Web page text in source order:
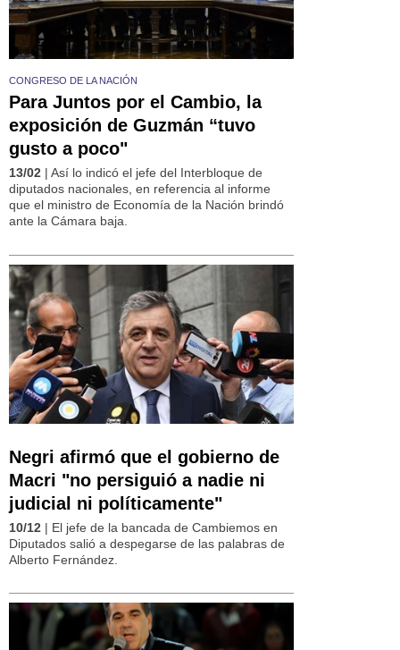
CONGRESO DE LA NACIÓN
Para Juntos por el Cambio, la
exposición de Guzmán “tuvo
gusto a poco"
13/02 | Así lo indicó el jefe del Interbloque de
diputados nacionales, en referencia al informe
que el ministro de Economía de la Nación brindó
ante la Cámara baja.
Negri afirmó que el gobierno de
Macri "no persiguió a nadie ni
judicial ni políticamente"
10/12 | El jefe de la bancada de Cambiemos en
Diputados salió a despegarse de las palabras de
Alberto Fernández.